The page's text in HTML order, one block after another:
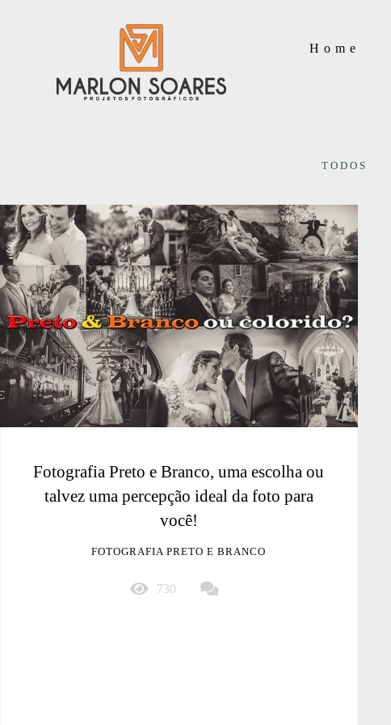
Home
TODOS
Fotografia Preto e Branco, uma escolha ou
talvez uma percepção ideal da foto para
você!
FOTOGRAFIA PRETO E BRANCO
730